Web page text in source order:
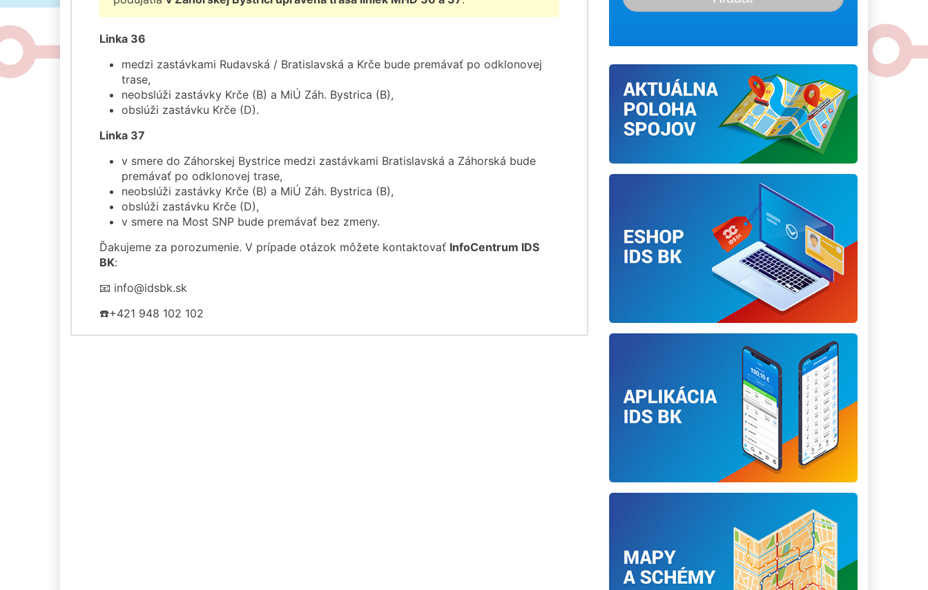
Linka 36
medzi zastávkami Rudavská / Bratislavská a Krče bude premávať po odklonovej
trase,
neobslúži zastávky Krče (B) a MiÚ Záh. Bystrica (B),
obslúži zastávku Krče (D).
Linka 37
v smere do Záhorskej Bystrice medzi zastávkami Bratislavská a Záhorská bude
premávať po odklonovej trase,
neobslúži zastávky Krče (B) a MiÚ Záh. Bystrica (B),
obslúži zastávku Krče (D),
v smere na Most SNP bude premávať bez zmeny.
Ďakujeme za porozumenie. V prípade otázok môžete kontaktovať InfoCentrum IDS
BK:
📧 info@idsbk.sk
☎️+421 948 102 102